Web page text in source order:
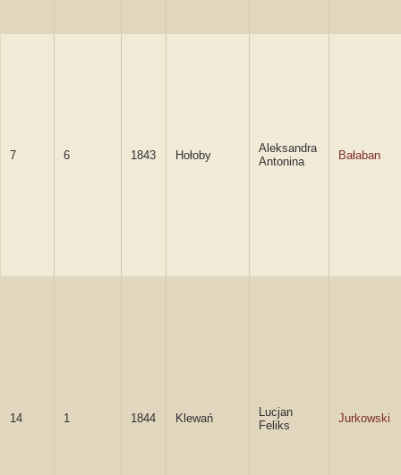
7 6 1843 Hołoby
Aleksandra
Antonina
Bałaban
14 1 1844 Klewań
Lucjan
Feliks
Jurkowski